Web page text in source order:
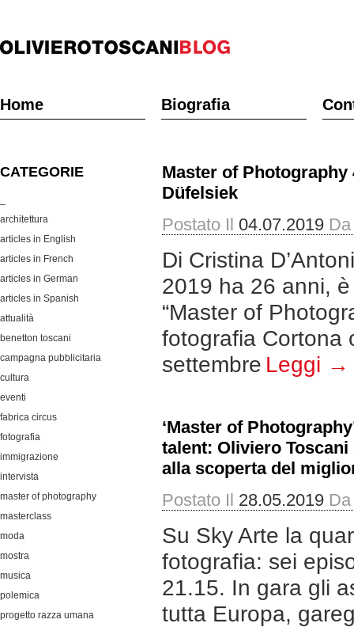
Home Biografia
CATEGORIE
architettura
articles in English
articles in French
articles in German
articles in Spanish
attualità
benetton toscani
campagna pubblicitaria
cultura
eventi
fabrica circus
fotografia
immigrazione
intervista
master of photography
masterclass
moda
mostra
musica
polemica
progetto razza umana
Master of Photography
Düfelsiek
Postato Il 04.07.2019 Da
Di Cristina
2019 ha 26 anni,
“Master of
fotografia Cortona
settembre Leggi →
‘Master of
talent: Oliviero
alla scoperta del
Postato Il 28.05.2019 Da
Su Sky Arte la
fotografia: sei
21.15. In gara gli
tutta Europa,